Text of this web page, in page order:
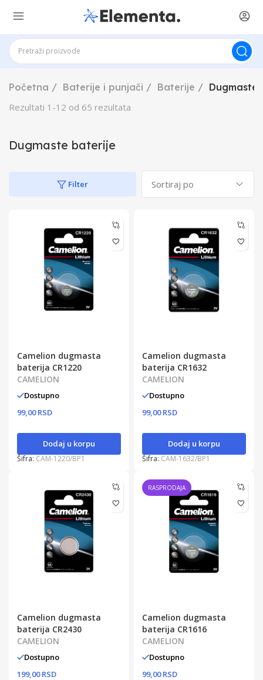
Početna Baterije i punjači Baterije
Dugmaste
Rezultati 1 -12 od 65 rezultata
Dugmaste baterije
Filter
Camelion dugmasta
baterija CR1220
CAMELION
Dostupno
99,00 RSD
Dodaj u korpu
Šifra: CAM-1220/BP1
Camelion dugmasta
baterija CR1632
CAMELION
Dostupno
99,00 RSD
Dodaj u korpu
Šifra: CAM-1632/BP1
Camelion dugmasta
baterija CR2430
CAMELION
Dostupno
199,00 RSD
RASPRODAJA
Camelion dugmasta
baterija CR1616
CAMELION
Dostupno
99,00 RSD